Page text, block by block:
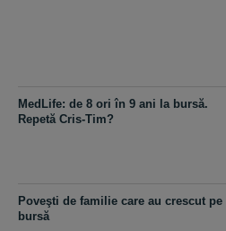
MedLife: de 8 ori în 9 ani la bursă.
Repetă Cris-Tim?
Poveşti de familie care au crescut pe
bursă